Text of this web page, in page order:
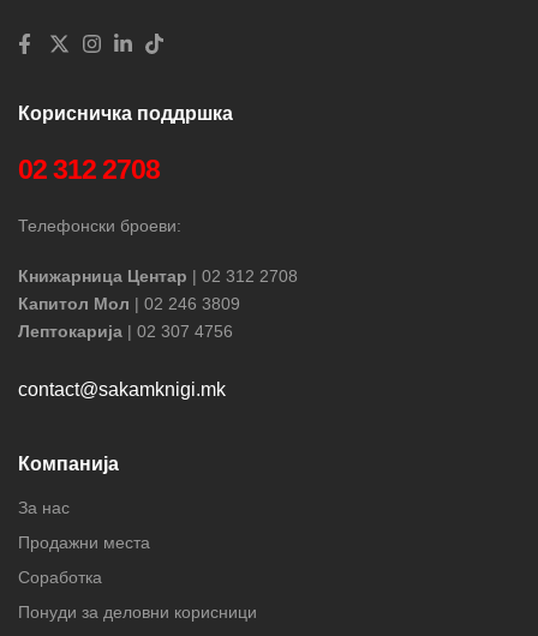
Корисничка поддршка
02 312 2708
Телефонски броеви:
Книжарница Центар | 02 312 2708
Капитол Мол | 02 246 3809
Лептокарија | 02 307 4756
contact@sakamknigi.mk
Компанија
За нас
Продажни места
Соработка
Понуди за деловни корисници